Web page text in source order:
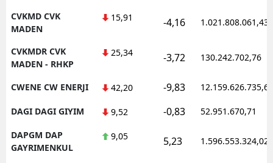
CVKMD CVK
MADEN
15,91 -4,16 1.021.808.061,43
CVKMDR CVK
MADEN - RHKP
25,34 -3,72 130.242.702,76
CWENE CW ENERJI 42,20 -9,83 12.159.626.735,62
DAGI DAGI GIYIM 9,52 -0,83 52.951.670,71
DAPGM DAP
GAYRIMENKUL
9,05 5,23 1.596.553.324,02